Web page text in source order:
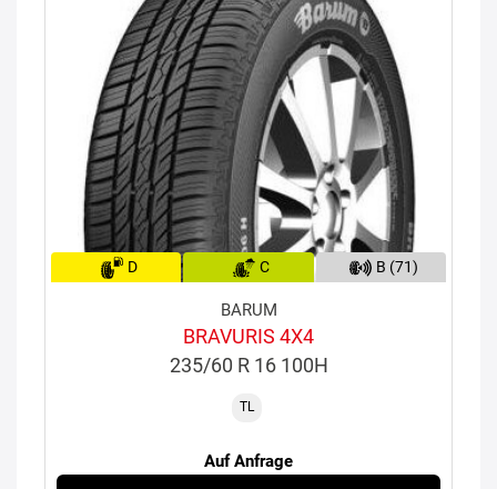
D C B (71)
BARUM
BRAVURIS 4X4
235/60 R 16 100H
TL
Auf Anfrage